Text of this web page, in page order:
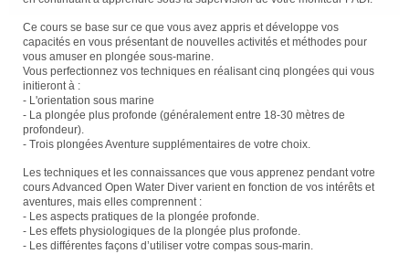
Ce cours se base sur ce que vous avez appris et développe vos
capacités en vous présentant de nouvelles activités et méthodes pour
vous amuser en plongée sous-marine.
Vous perfectionnez vos techniques en réalisant cinq plongées qui vous
initieront à :
- L'orientation sous marine
- La plongée plus profonde (généralement entre 18-30 mètres de
profondeur).
- Trois plongées Aventure supplémentaires de votre choix.
Les techniques et les connaissances que vous apprenez pendant votre
cours Advanced Open Water Diver varient en fonction de vos intérêts et
aventures, mais elles comprennent :
- Les aspects pratiques de la plongée profonde.
- Les effets physiologiques de la plongée plus profonde.
- Les différentes façons d’utiliser votre compas sous-marin.